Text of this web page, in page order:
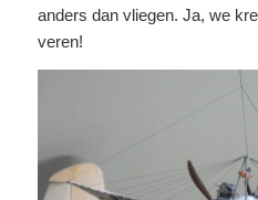
anders dan vliegen. Ja, we
veren!